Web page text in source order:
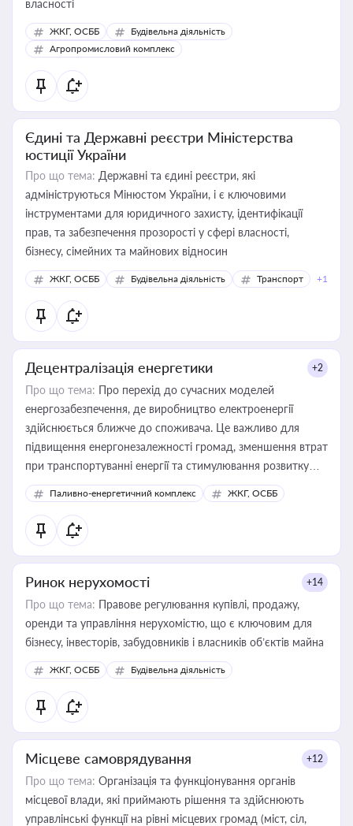
власності
ЖКГ, ОСББ
Будівельна діяльність
Агропромисловий комплекс
Єдині та Державні реєстри Міністерства
юстиції України
Про що тема: Державні та єдині реєстри, які
адмініструються Мінюстом України, і є ключовими
інструментами для юридичного захисту, ідентифікації
прав, та забезпечення прозорості у сфері власності,
бізнесу, сімейних та майнових відносин
ЖКГ, ОСББ Будівельна діяльність Транспорт +1
Децентралізація енергетики +2
Про що тема: Про перехід до сучасних моделей
енергозабезпечення, де виробництво електроенергії
здійснюється ближче до споживача. Це важливо для
підвищення енергонезалежності громад, зменшення втрат
при транспортуванні енергії та стимулювання розвитку
відновлюваних джерел
Паливно-енергетичний комплекс ЖКГ, ОСББ
Ринок нерухомості +14
Про що тема: Правове регулювання купівлі, продажу,
оренди та управління нерухомістю, що є ключовим для
бізнесу, інвесторів, забудовників і власників об’єктів майна
ЖКГ, ОСББ Будівельна діяльність
Місцеве самоврядування +12
Про що тема: Організація та функціонування органів
місцевої влади, які приймають рішення та здійснюють
управлінські функції на рівні місцевих громад (міст, сіл,